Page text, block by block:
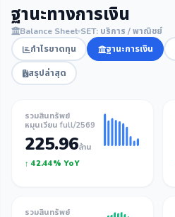
ฐานะทางการเงิน
Balance Sheet SET: บริการ / พาณิชย์
กำไรขาดทุน ฐานะการเงิน
สรุปล่าสุด
รวมสินทรัพย์
หมุนเวียน full/2569
225.96ล้าน
↑ 42.44% YoY
รวมสินทรัพย์